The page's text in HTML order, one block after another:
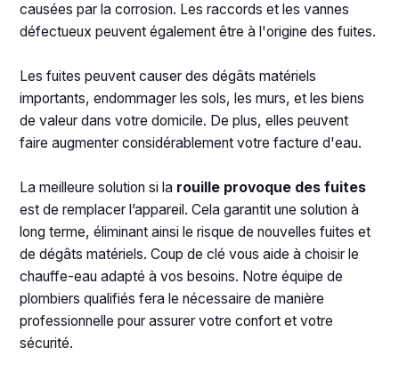
causées par la corrosion. Les raccords et les vannes
défectueux peuvent également être à l'origine des fuites.
Les fuites peuvent causer des dégâts matériels
importants, endommager les sols, les murs, et les biens
de valeur dans votre domicile. De plus, elles peuvent
faire augmenter considérablement votre facture d'eau.
La meilleure solution si la rouille provoque des fuites
est de remplacer l’appareil. Cela garantit une solution à
long terme, éliminant ainsi le risque de nouvelles fuites et
de dégâts matériels. Coup de clé vous aide à choisir le
chauffe-eau adapté à vos besoins. Notre équipe de
plombiers qualifiés fera le nécessaire de manière
professionnelle pour assurer votre confort et votre
sécurité.